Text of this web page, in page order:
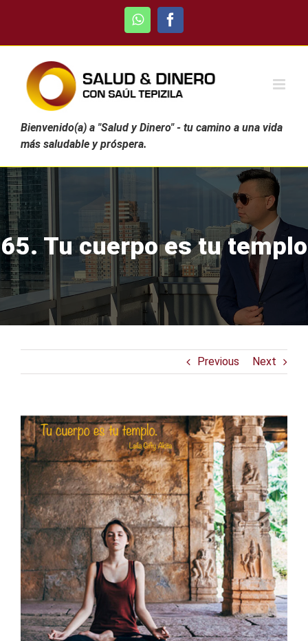
WhatsAppFacebook
Bienvenido(a) a "Salud y Dinero" - tu camino a una vida
más saludable y próspera.
65. Tu cuerpo es tu templo
Previous Next
View
Larger
Image